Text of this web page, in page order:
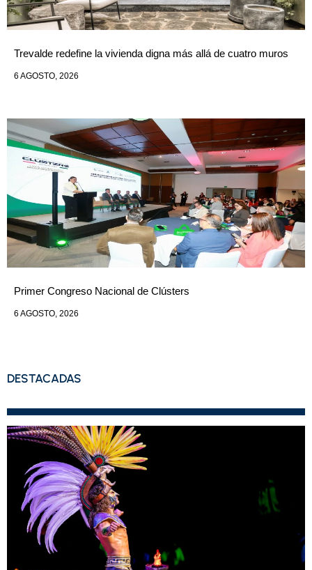
Trevalde redefine la vivienda digna más allá de cuatro muros
6 AGOSTO, 2026
Primer Congreso Nacional de Clústers
6 AGOSTO, 2026
DESTACADAS